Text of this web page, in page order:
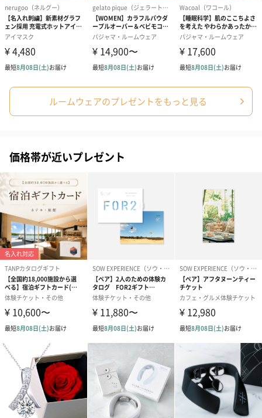
シーズンブーケ（ひま
ブーケ（ホワイトグリ
ブーケ（ピン
自然のお花で作ったドライフラワー・プリザーブドフラワーを同
梱します。
一部花材が写真と異なる場合がございます。予めご了承くださ
い。パッケージに入れてお届けします。
ブーケ（ピンク）
（2,580円）
（2,580円）
ク）（1,500
ぬいぐるみ
ルームウェアのプレゼントをもっと見る
価格帯が近いプレゼント